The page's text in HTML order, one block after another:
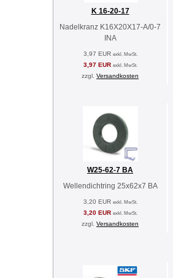
K 16-20-17
Nadelkranz K16X20X17-A/0-7
INA
3,97 EUR exkl. MwSt.
3,97 EUR exkl. MwSt.
zzgl. Versandkosten
W25-62-7 BA
Wellendichtring 25x62x7 BA
3,20 EUR exkl. MwSt.
3,20 EUR exkl. MwSt.
zzgl. Versandkosten